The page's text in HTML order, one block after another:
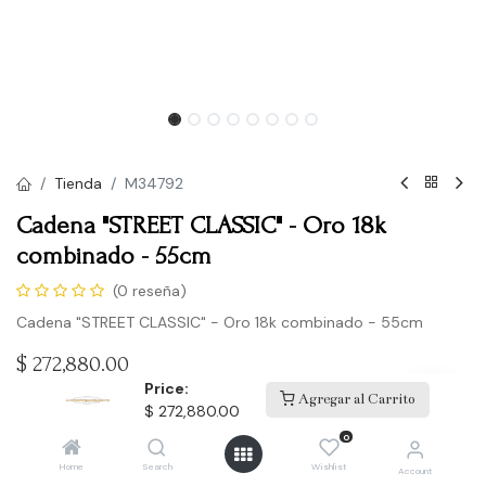
Price:
$ 272,880.00
Agregar al Carrito
Home Search
0
Wishlist Account
Tienda M34792
Cadena "STREET CLASSIC" - Oro 18k
combinado - 55cm
(0 reseña)
Cadena "STREET CLASSIC" - Oro 18k combinado - 55cm
$ 272,880.00
Comprar